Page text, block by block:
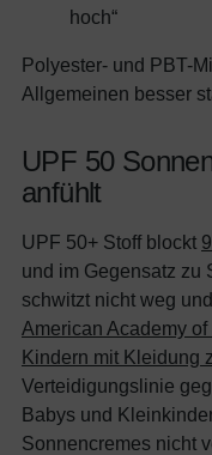
hoch“
Polyester- und PBT-
Allgemeinen besser
UPF 50
anfühlt
UPF 50+ Stoff blockt
und im Gegensatz zu
schwitzt nicht weg
American Academy
Kindern mit Kleidung
Verteidigungslinie
Babys und
Sonnencremes nicht